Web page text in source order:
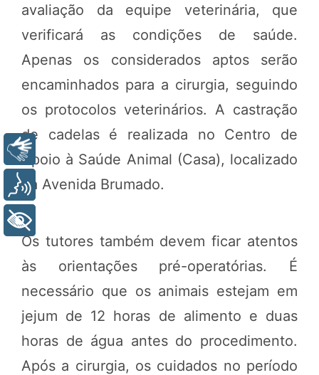
avaliação da equipe veterinária, que
verificará as condições de saúde.
Apenas os considerados aptos serão
encaminhados para a cirurgia, seguindo
os protocolos veterinários. A castração
de cadelas é realizada no Centro de
Apoio à Saúde Animal (Casa), localizado
na Avenida Brumado.
Os tutores também devem ficar atentos
às orientações pré-operatórias. É
necessário que os animais estejam em
jejum de 12 horas de alimento e duas
horas de água antes do procedimento.
Após a cirurgia, os cuidados no período
Libras
Voz